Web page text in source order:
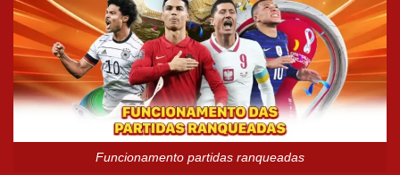
Funcionamento partidas ranqueadas